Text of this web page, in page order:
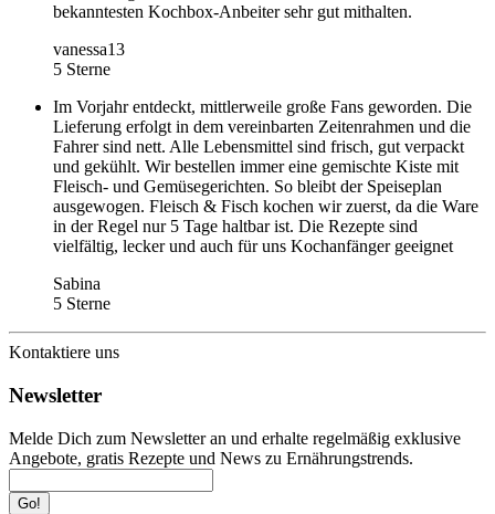
bekanntesten Kochbox-Anbeiter sehr gut mithalten.
vanessa13
5 Sterne
Im Vorjahr entdeckt, mittlerweile große Fans geworden. Die
Lieferung erfolgt in dem vereinbarten Zeitenrahmen und die
Fahrer sind nett. Alle Lebensmittel sind frisch, gut verpackt
und gekühlt. Wir bestellen immer eine gemischte Kiste mit
Fleisch- und Gemüsegerichten. So bleibt der Speiseplan
ausgewogen. Fleisch & Fisch kochen wir zuerst, da die Ware
in der Regel nur 5 Tage haltbar ist. Die Rezepte sind
vielfältig, lecker und auch für uns Kochanfänger geeignet
Sabina
5 Sterne
Kontaktiere uns
Newsletter
Melde Dich zum Newsletter an und erhalte regelmäßig exklusive
Angebote, gratis Rezepte und News zu Ernährungstrends.
Go!